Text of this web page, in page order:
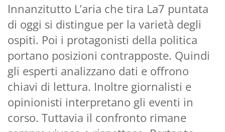
Innanzitutto L’aria che tira La7 puntata
di oggi si distingue per la varietà degli
ospiti. Poi i protagonisti della politica
portano posizioni contrapposte. Quindi
gli esperti analizzano dati e offrono
chiavi di lettura. Inoltre giornalisti e
opinionisti interpretano gli eventi in
corso. Tuttavia il confronto rimane